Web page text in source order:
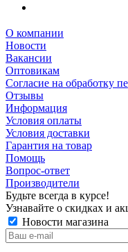
О компании
Новости
Вакансии
Оптовикам
Cогласие на обработку
Отзывы
Информация
Условия оплаты
Условия доставки
Гарантия на товар
Помощь
Вопрос-ответ
Производители
Будьте всегда в курсе!
Узнавайте о скидках и
Новости магазина